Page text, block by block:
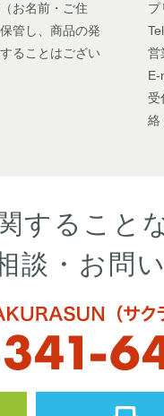
お名前・ご住
管し、商品の発
ることはござい
プ
営
E-
受
絡
すること
談・お問